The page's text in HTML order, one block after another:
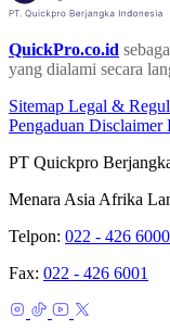
QuickPro.co.id
yang dialami secara
Sitemap Legal &
Pengaduan Disclaimer
PT Quickpro
Menara Asia Afrika
Telpon: 022 - 426 6000
Fax: 022 - 426 6001